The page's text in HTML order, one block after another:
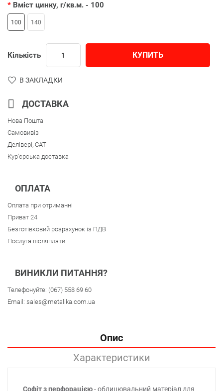
Вміст цинку, г/кв.м. - 100
100 140
Кількість КУПИТЬ
В ЗАКЛАДКИ
ДОСТАВКА
Нова Пошта
Самовивіз
Делівері, CAT
Кур'єрська доставка
ОПЛАТА
Оплата при отриманні
Приват 24
Безготівковий розрахунок із ПДВ
Послуга післяплати
ВИНИКЛИ ПИТАННЯ?
Телефонуйте: (067) 558 69 60
Email: sales@metalika.com.ua
Опис
Характеристики
Софіт з перфорацією- облицювальний матеріал для